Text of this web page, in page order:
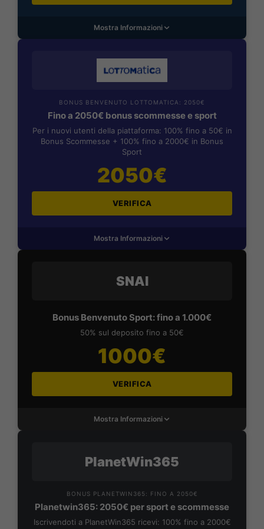
Mostra Informazioni
BONUS BENVENUTO LOTTOMATICA: 2050€
Fino a 2050€ bonus scommesse e sport
Per i nuovi utenti della piattaforma: 100% fino a 50€ in
Bonus Scommesse + 100% fino a 2000€ in Bonus
Sport
2050€
VERIFICA
Mostra Informazioni
SNAI
Bonus Benvenuto Sport: fino a 1.000€
50% sul deposito fino a 50€
1000€
VERIFICA
Mostra Informazioni
PlanetWin365
BONUS PLANETWIN365: FINO A 2050€
Planetwin365: 2050€ per sport e scommesse
Iscrivendoti a PlanetWin365 ricevi: 100% fino a 2000€